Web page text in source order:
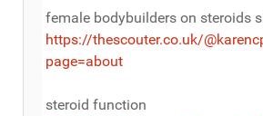
female bodybuilders on steroids
https://thescouter.co.uk/
page=about
steroid function